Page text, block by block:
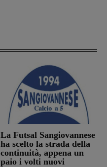
La Futsal Sangiovannese
ha scelto la strada della
continuità, appena un
paio i volti nuovi